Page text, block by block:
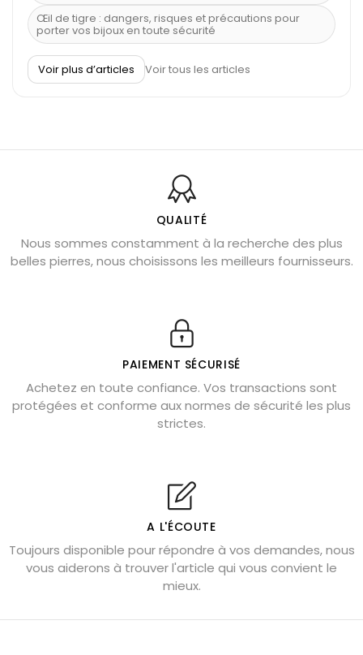
Œil de tigre : dangers, risques et précautions pour
porter vos bijoux en toute sécurité
À quel poignet porter un bracelet de pierre
Découvrez le scorpion et ses pierres
Bienfaits de la sélénite – pierre des anges
L’améthyste est-elle faite pour moi ?
Chrysocolle : pierre apaisante
Obsidienne dorée : vertus et signification
Véritable citrine naturelle non chauffée
Où placer la citrine dans la maison
Cornaline : propriétés magiques
Capricorne : quelles pierres choisir
Shungite : purification et protection
Bagues en labradorite argent 925
Lapis lazuli : propriétés et précautions
Citrine : propriétés magiques
Aigue-marine : propriétés et couleurs
Voir plus d’articles Voir tous les articles
QUALITÉ
Nous sommes constamment à la recherche des plus
belles pierres, nous choisissons les meilleurs fournisseurs.
PAIEMENT SÉCURISÉ
Achetez en toute confiance. Vos transactions sont
protégées et conforme aux normes de sécurité les plus
strictes.
A L'ÉCOUTE
Toujours disponible pour répondre à vos demandes, nous
vous aiderons à trouver l'article qui vous convient le
mieux.